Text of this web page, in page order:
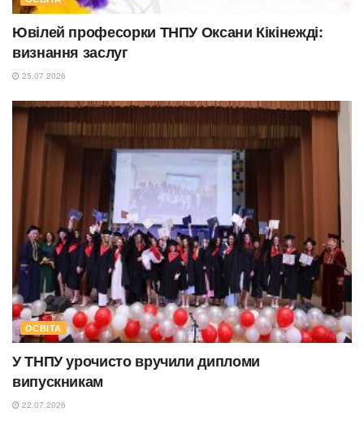
Ювілей професорки ТНПУ Оксани Кікінежді:
визнання заслуг
25.07.2026
ОСВІТА
У ТНПУ урочисто вручили дипломи
випускникам
22.07.2026